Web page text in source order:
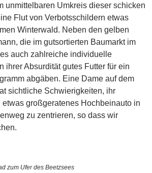
unmittelbaren Umkreis dieser schicken
Flut von Verbotsschildern etwas
Winterwald. Neben den gelben
die im gutsortierten Baumarkt im
auch zahlreiche individuelle
ihrer Absurdität gutes Futter für ein
abgäben. Eine Dame auf dem
sichtliche Schwierigkeiten, ihr
großgeratenes Hochbeinauto in
zu zentrieren, so dass wir
zum Ufer des Beetzsees